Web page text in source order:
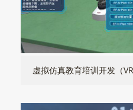
虚拟仿真教育培训开发（VR